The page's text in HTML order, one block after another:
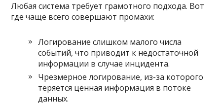
Любая система требует грамотного подхода. Вот
где чаще всего совершают промахи:
Логирование слишком малого числа
событий, что приводит к недостаточной
информации в случае инцидента.
Чрезмерное логирование, из-за которого
теряется ценная информация в потоке
данных.